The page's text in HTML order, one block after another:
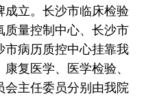
立。长沙市临床检验
质量控制中心、长沙市
病历质控中心挂靠我
复医学、医学检验、
主任委员分别由我院